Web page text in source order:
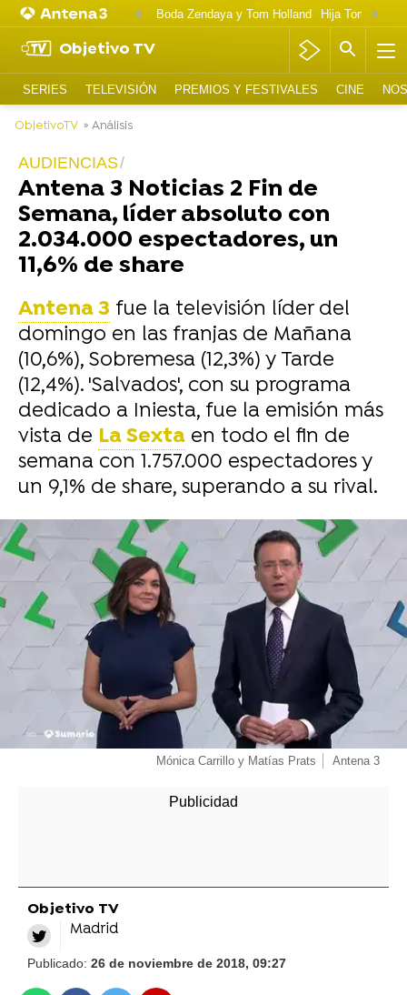
Boda Zendaya y Tom Holland Hija Tom
Objetivo TV
SERIES TELEVISIÓN PREMIOS Y FESTIVALES CINE
ObjetivoTV » Análisis
AUDIENCIAS
Antena 3 Noticias 2 Fin de
Semana, líder absoluto con
2.034.000 espectadores, un
11,6% de share
Antena 3 fue la televisión líder del
domingo en las franjas de Mañana
(10,6%), Sobremesa (12,3%) y Tarde
(12,4%). 'Salvados', con su programa
dedicado a Iniesta, fue la emisión más
vista de La Sexta en todo el fin de
semana con 1.757.000 espectadores y
un 9,1% de share, superando a su rival.
-
Mónica Carrillo y Matías Prats Antena 3
Objetivo TV
Madrid
Publicado: 26 de noviembre de 2018, 09:27